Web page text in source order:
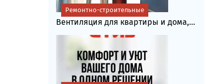
Вентиляция для квартиры и дома,...
Ремонтно-строительные